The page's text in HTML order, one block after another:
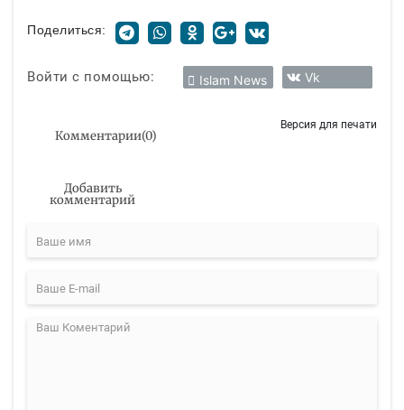
Поделиться:
Войти с помощью: Islam News Vk
Комментарии(0)
Версия для печати
Добавить
комментарий